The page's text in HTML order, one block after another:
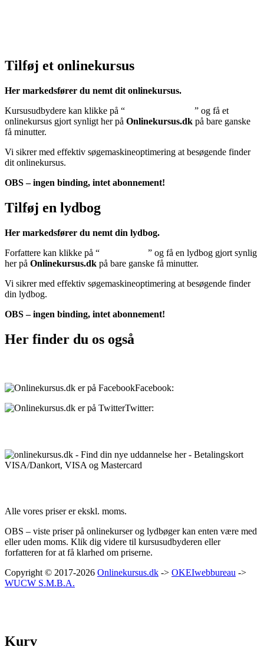
Tilføj et onlinekursus
Her markedsfører du nemt dit onlinekursus.
Kursusudbydere kan klikke på “
” og få et
onlinekursus gjort synligt her på Onlinekursus.dk på bare ganske
få minutter.
Vi sikrer med effektiv søgemaskineoptimering at besøgende finder
dit onlinekursus.
OBS – ingen binding, intet abonnement!
Tilføj en lydbog
Her markedsfører du nemt din lydbog.
Forfattere kan klikke på “
” og få en lydbog gjort synlig
her på Onlinekursus.dk på bare ganske få minutter.
Vi sikrer med effektiv søgemaskineoptimering at besøgende finder
din lydbog.
OBS – ingen binding, intet abonnement!
Her finder du os også
Facebook:
Twitter:
Alle vores priser er ekskl. moms.
OBS – viste priser på onlinekurser og lydbøger kan enten være med
eller uden moms. Klik dig videre til kursusudbyderen eller
forfatteren for at få klarhed om priserne.
Copyright © 2017-2026 Onlinekursus.dk -> OKEIwebbureau ->
WUCW S.M.B.A.
Kurv